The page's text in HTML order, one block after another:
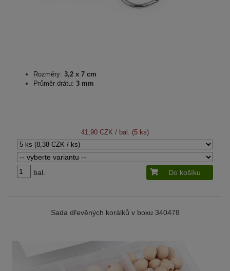
Rozměry: 3,2 x 7 cm
Průměr drátu: 3 mm
41,90 CZK / bal. (5 ks)
bal. Do košíku
Sada dřevěných korálků v boxu 340478